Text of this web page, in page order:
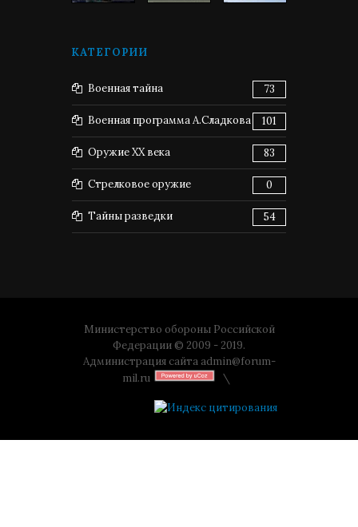
КАТЕГОРИИ
Военная тайна 73
Военная программа А.Сладкова 101
Оружие XX века 83
Стрелковое оружие 0
Тайны разведки 54
Министерство обороны Российской
Федерации © 2009 - 2019.
Администрация сайта admin@forum-
mil.ru